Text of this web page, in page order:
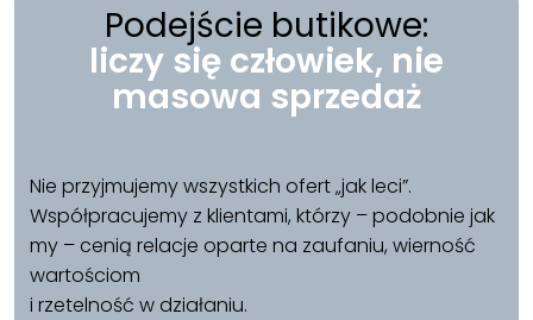
Podejście butikowe:
liczy się człowiek, nie
masowa sprzedaż
Nie przyjmujemy wszystkich ofert „jak leci”.
Współpracujemy z klientami, którzy – podobnie jak
my – cenią relacje oparte na zaufaniu, wierność
wartościom
i rzetelność w działaniu.